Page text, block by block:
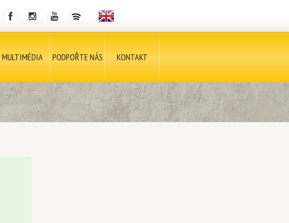
MULTIMÉDIA PODPOŘTE NÁS KONTAKT